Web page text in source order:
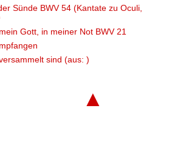
Sünde BWV 54 (Kantate zu Oculi,
Gott, in meiner Not BWV 21
sind (aus: )
▲